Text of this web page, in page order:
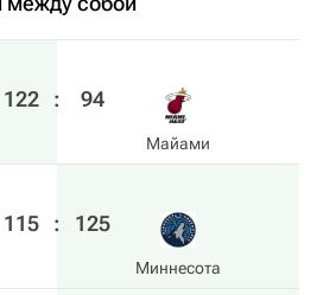
122 : 94
Майами
115 : 125
Миннесота